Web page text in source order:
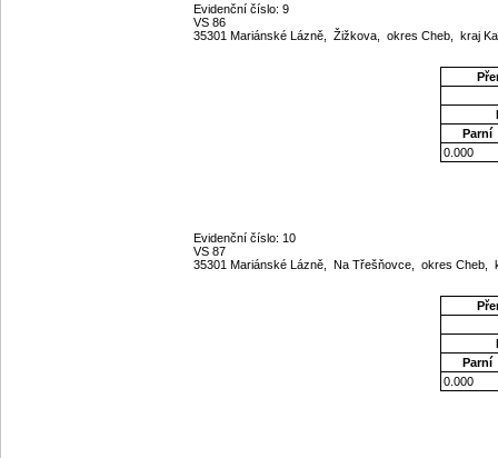
Evidenční číslo: 9
VS 86
35301 Mariánské Lázně, Žižkova, okres Cheb, kraj
Parní
0.000
Evidenční číslo: 10
VS 87
35301 Mariánské Lázně, Na Třešňovce, okres Cheb,
Parní
0.000